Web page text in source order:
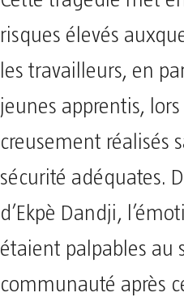
risques élevés
les travailleurs, en
jeunes apprentis,
creusement réalisés
sécurité adéquates.
d’Ekpè Dandji,
étaient palpables au
communauté après